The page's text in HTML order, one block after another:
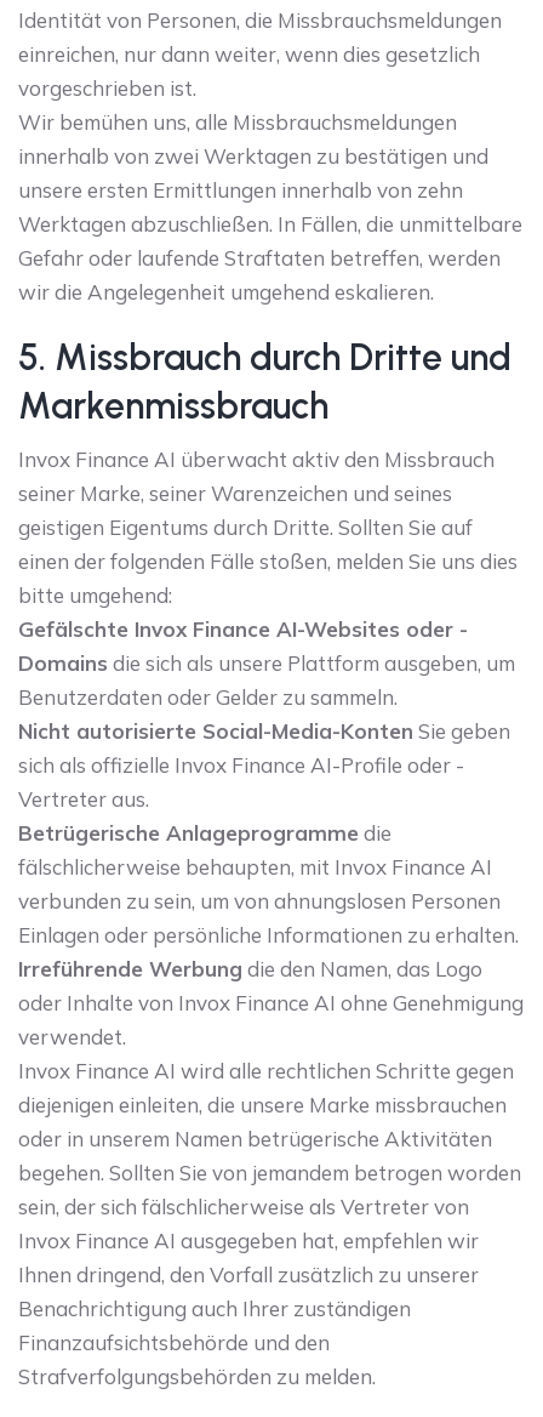
Identität von Personen, die Missbrauchsmeldungen
einreichen, nur dann weiter, wenn dies gesetzlich
vorgeschrieben ist.
Wir bemühen uns, alle Missbrauchsmeldungen
innerhalb von zwei Werktagen zu bestätigen und
unsere ersten Ermittlungen innerhalb von zehn
Werktagen abzuschließen. In Fällen, die unmittelbare
Gefahr oder laufende Straftaten betreffen, werden
wir die Angelegenheit umgehend eskalieren.
5. Missbrauch durch Dritte und
Markenmissbrauch
Invox Finance AI überwacht aktiv den Missbrauch
seiner Marke, seiner Warenzeichen und seines
geistigen Eigentums durch Dritte. Sollten Sie auf
einen der folgenden Fälle stoßen, melden Sie uns dies
bitte umgehend:
Gefälschte Invox Finance AI-Websites oder -
Domains die sich als unsere Plattform ausgeben, um
Benutzerdaten oder Gelder zu sammeln.
Nicht autorisierte Social-Media-Konten Sie geben
sich als offizielle Invox Finance AI-Profile oder -
Vertreter aus.
Betrügerische Anlageprogramme die
fälschlicherweise behaupten, mit Invox Finance AI
verbunden zu sein, um von ahnungslosen Personen
Einlagen oder persönliche Informationen zu erhalten.
Irreführende Werbung die den Namen, das Logo
oder Inhalte von Invox Finance AI ohne Genehmigung
verwendet.
Invox Finance AI wird alle rechtlichen Schritte gegen
diejenigen einleiten, die unsere Marke missbrauchen
oder in unserem Namen betrügerische Aktivitäten
begehen. Sollten Sie von jemandem betrogen worden
sein, der sich fälschlicherweise als Vertreter von
Invox Finance AI ausgegeben hat, empfehlen wir
Ihnen dringend, den Vorfall zusätzlich zu unserer
Benachrichtigung auch Ihrer zuständigen
Finanzaufsichtsbehörde und den
Strafverfolgungsbehörden zu melden.